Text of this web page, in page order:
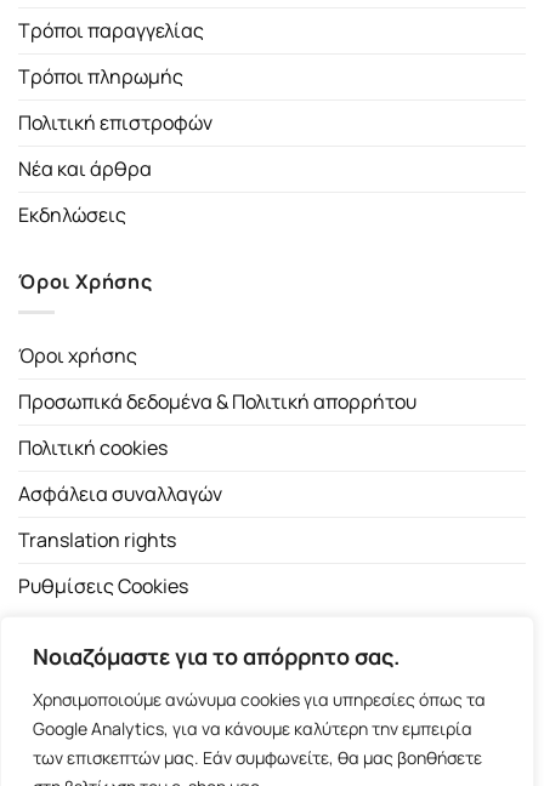
Νοιαζόμαστε για το απόρρητο σας.
Χρησιμοποιούμε ανώνυμα cookies για υπηρεσίες όπως τα
Google Analytics, για να κάνουμε καλύτερη την εμπειρία
των επισκεπτών μας. Εάν συμφωνείτε, θα μας βοηθήσετε
Τρόποι παραγγελίας
Τρόποι πληρωμής
Πολιτική επιστροφών
Νέα και άρθρα
Εκδηλώσεις
Όροι Χρήσης
Όροι χρήσης
Προσωπικά δεδομένα & Πολιτική απορρήτου
Πολιτική cookies
Ασφάλεια συναλλαγών
Translation rights
Ρυθμίσεις Cookies
Copyright 2026 ©Εκδοτικός Οίκος Α.Α. Λιβάνη| All rights